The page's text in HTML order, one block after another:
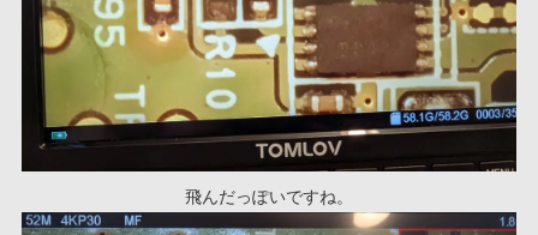
飛んだっぽいですね。